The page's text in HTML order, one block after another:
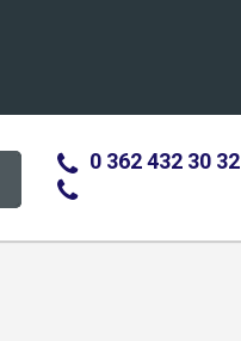
0 362 432 30 32